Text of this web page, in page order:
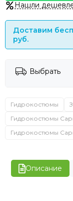
Нашли
Доставим
руб.
Выбрать
Гидрокостюмы
Гидрокостюмы
Гидрокостюмы
Описание